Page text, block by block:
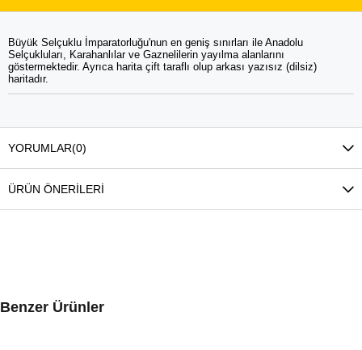
Büyük Selçuklu İmparatorluğu'nun en geniş sınırları ile Anadolu
Selçukluları, Karahanlılar ve Gaznelilerin yayılma alanlarını
göstermektedir. Ayrıca harita çift taraflı olup arkası yazısız (dilsiz)
haritadır.
YORUMLAR(0)
ÜRÜN ÖNERILERI
Benzer Ürünler